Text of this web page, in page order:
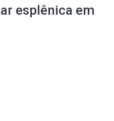
esplênica em